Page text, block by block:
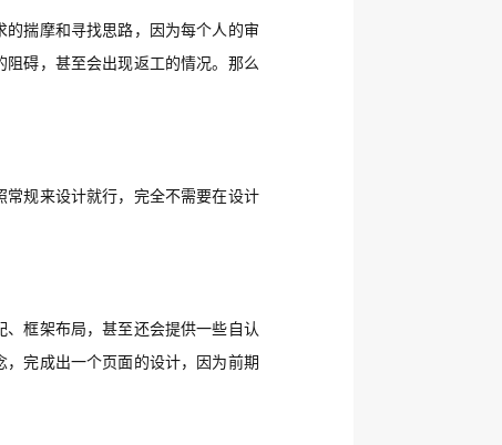
揣摩和寻找思路，因为每个人的审
碍，甚至会出现返工的情况。那么
规来设计就行，完全不需要在设计
框架布局，甚至还会提供一些自认
完成出一个页面的设计，因为前期